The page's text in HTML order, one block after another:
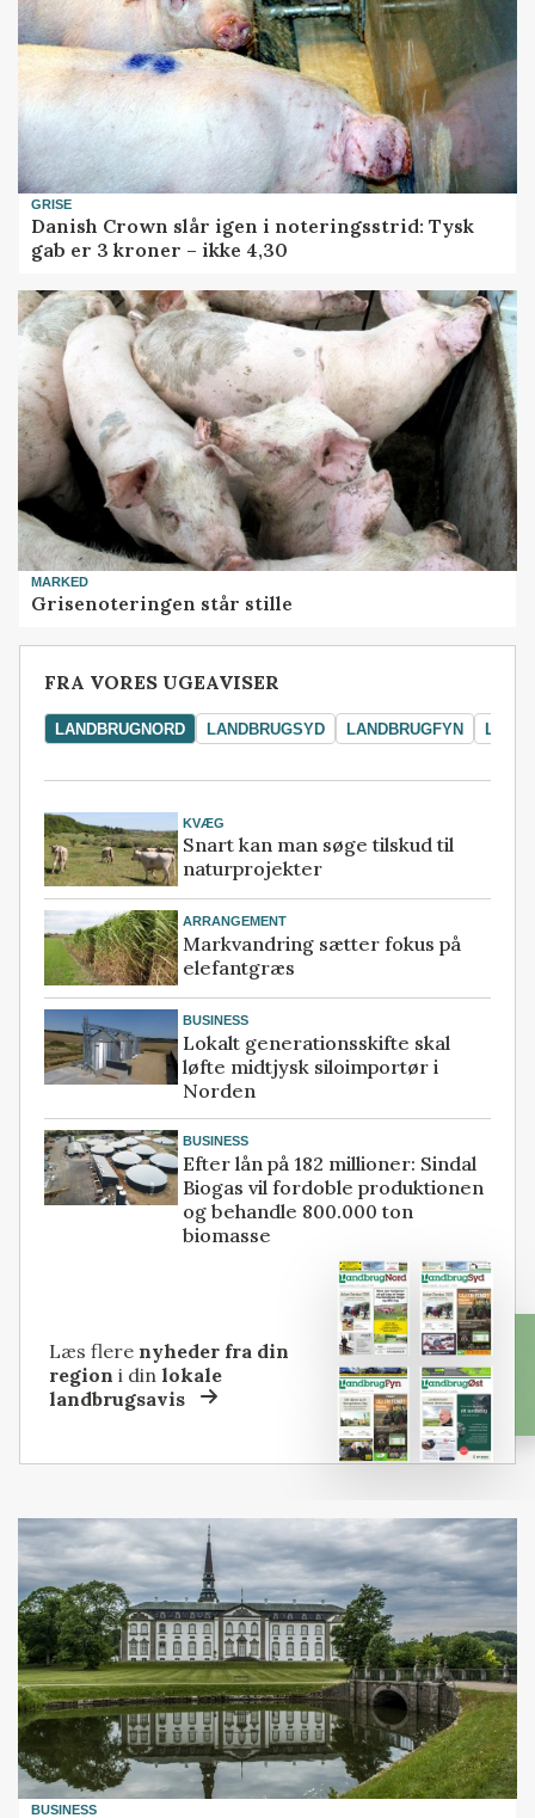
GRISE
Danish Crown slår igen i noteringsstrid: Tysk
gab er 3 kroner – ikke 4,30
MARKED
Grisenoteringen står stille
FRA VORES UGEAVISER
LANDBRUGNORD LANDBRUGSYD LANDBRUGFYN
KVÆG
Snart kan man søge tilskud til
naturprojekter
ARRANGEMENT
Markvandring sætter fokus på
elefantgræs
BUSINESS
Lokalt generationsskifte skal
løfte midtjysk siloimportør i
Norden
BUSINESS
Efter lån på 182 millioner: Sindal
Biogas vil fordoble produktionen
og behandle 800.000 ton
biomasse
Læs flere nyheder fra din
region i dinlokale
landbrugsavis
BUSINESS